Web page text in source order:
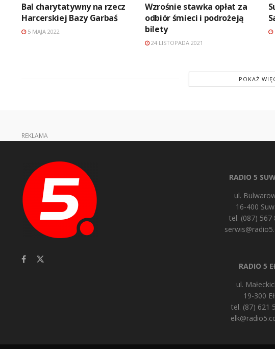
Bal charytatywny na rzecz
Harcerskiej Bazy Garbaś
5 MAJA 2022
Wzrośnie stawka opłat za
odbiór śmieci i podrożeją
bilety
24 LISTOPADA 2021
POKAŻ
REKLAMA
RADIO 5
ul.
16-400
tel. (087) 567
RADIO 5
ul.
19-300
tel. (87) 621